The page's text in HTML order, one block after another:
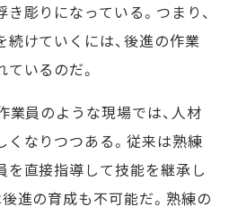
彫りになっている。つまり、
けていくには、後進の作業
いるのだ。
業員のような現場では、人材
なりつつある。従来は熟練
を直接指導して技能を継承し
進の育成も不可能だ。熟練の